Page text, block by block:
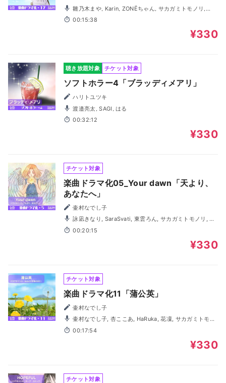
雛乃木まや, Karin, ZONËちゃん, サカガミトモノリ,
Karin
00:15:38
¥330
聴き放題対象 チケット対象
ソフトホラー4「ブラッディメアリ」
ハリトユツキ
渡邉亮太, SAGI, はる
00:32:12
¥330
チケット対象
楽曲ドラマ化05_Your dawn「天より、
あなたへ」
壷村なでし子
詠凪きなり, SaraSvati, 東雲ろん, サカガミトモノリ, 八
雲うつろ
00:20:15
¥330
チケット対象
楽曲ドラマ化11「蒲公英」
壷村なでし子
壷村なでし子, 杏ここあ, HaRuka, 花凜, サカガミトモノ
リ
00:17:54
¥330
チケット対象